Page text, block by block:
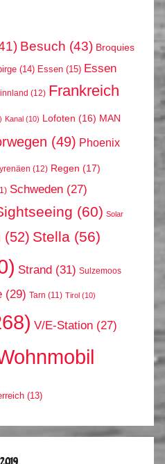
Besuch (43) Broquies
(14) Essen (15) Essen
(12) Frankreich
Kanal (10) Lofoten (16) MAN
(49) Phoenix
(12) Regen (17)
Schweden (27)
(60) Solar
(52) Stella (56)
Strand (31) Sulzemoos
(29) Tarn (11) Tirol (10)
V/E-Station (27)
(13)